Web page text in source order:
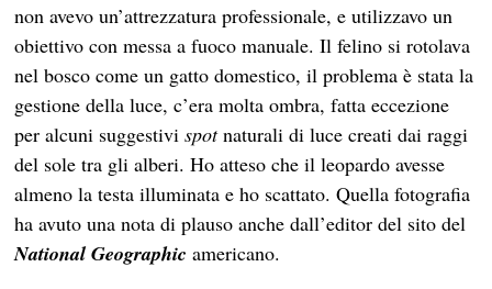
non avevo un’attrezzatura professionale, e utilizzavo un
obiettivo con messa a fuoco manuale. Il felino si rotolava
nel bosco come un gatto domestico, il problema è stata la
gestione della luce, c’era molta ombra, fatta eccezione
per alcuni suggestivispotnaturali di luce creati dai raggi
del sole tra gli alberi. Ho atteso che il leopardo avesse
almeno la testa illuminata e ho scattato. Quella fotografia
ha avuto una nota di plauso anche dall’editor del sito del
National Geographic americano.